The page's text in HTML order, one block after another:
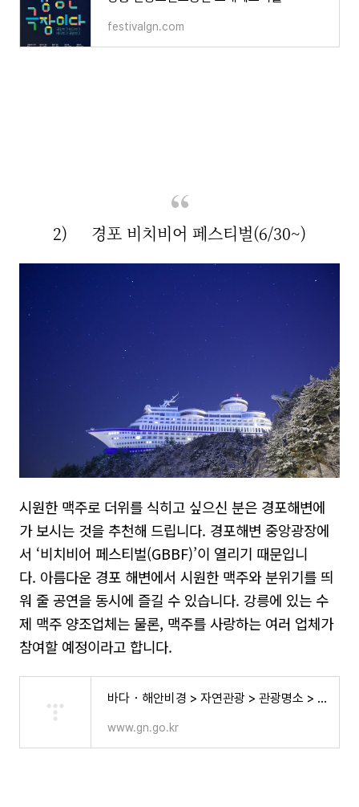
festivalgn.com
2) 경포 비치비어 페스티벌(6/30~)
시원한 맥주로 더위를 식히고 싶으신 분은 경포해변에
가 보시는 것을 추천해 드립니다. 경포해변 중앙광장에
서 ‘비치비어 페스티벌(GBBF)’이 열리기 때문입니
다. 아름다운 경포 해변에서 시원한 맥주와 분위기를 띄
워 줄 공연을 동시에 즐길 수 있습니다. 강릉에 있는 수
제 맥주 양조업체는 물론, 맥주를 사랑하는 여러 업체가
참여할 예정이라고 합니다.
바다・해안비경 > 자연관광 > 관광명소 > 강릉시 관광포털
www.gn.go.kr